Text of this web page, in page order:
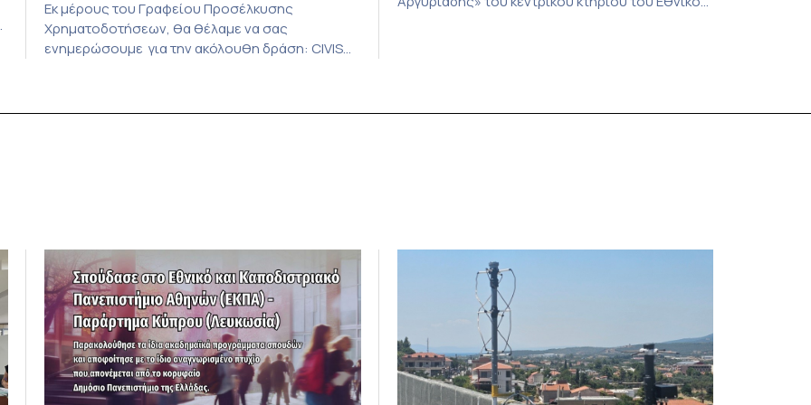
Εκ μέρους του Γραφείου Προσέλκυσης
Χρηματοδοτήσεων, θα θέλαμε να σας
ενημερώσουμε για την ακόλουθη δράση: CIVIS